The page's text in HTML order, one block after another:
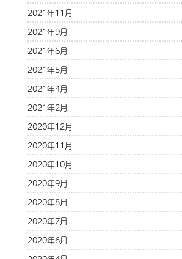
2021年11月
2021年9月
2021年6月
2021年5月
2021年4月
2021年2月
2020年12月
2020年11月
2020年10月
2020年9月
2020年8月
2020年7月
2020年6月